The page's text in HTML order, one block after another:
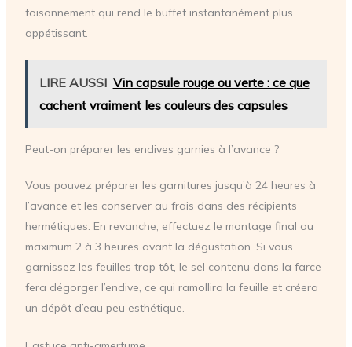
foisonnement qui rend le buffet instantanément plus
appétissant.
LIRE AUSSI Vin capsule rouge ou verte : ce que
cachent vraiment les couleurs des capsules
Peut-on préparer les endives garnies à l’avance ?
Vous pouvez préparer les garnitures jusqu’à 24 heures à
l’avance et les conserver au frais dans des récipients
hermétiques. En revanche, effectuez le montage final au
maximum 2 à 3 heures avant la dégustation. Si vous
garnissez les feuilles trop tôt, le sel contenu dans la farce
fera dégorger l’endive, ce qui ramollira la feuille et créera
un dépôt d’eau peu esthétique.